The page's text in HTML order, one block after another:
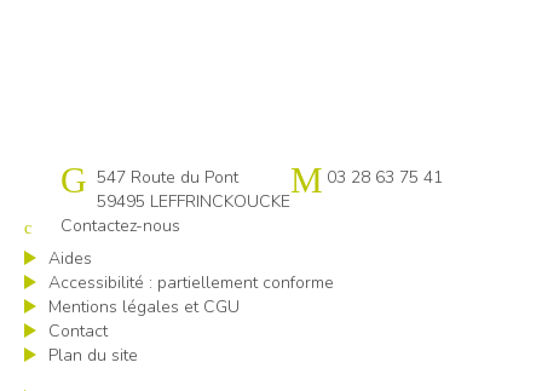
Cap emploi 59-62 Flandres littoral
547 Route du Pont
59495 LEFFRINCKOUCKE
03 28 63 75 41
Contactez-nous
Aides
Accessibilité : partiellement conforme
Mentions légales et CGU
Contact
Plan du site